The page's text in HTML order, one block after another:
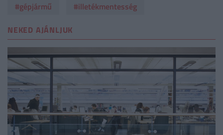
#gépjármű
#illetékmentesség
NEKED AJÁNLJUK